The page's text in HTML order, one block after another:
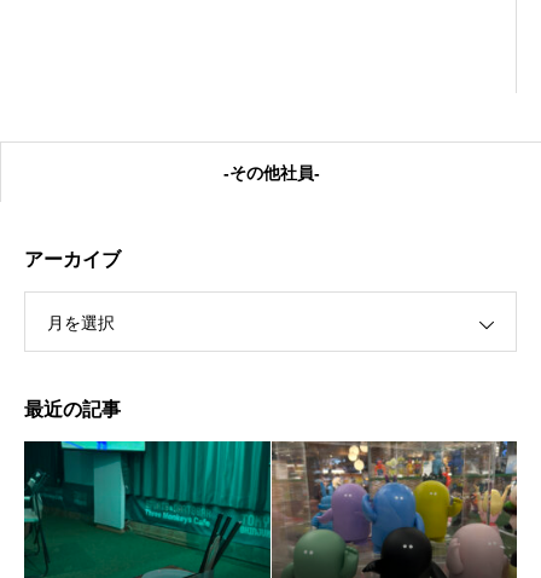
私の癒し
-その他社員-
アーカイブ
月を選択
最近の記事